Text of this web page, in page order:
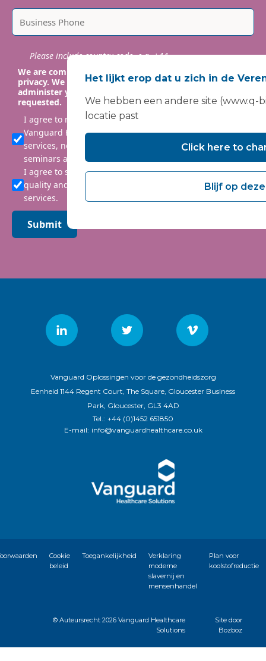
Please include country code, e.g. +44
We are committed to protecting and respecting your
privacy. We will only use your personal information to
administer your account and provide the services
requested.
I agree to receive marketing communications from
Vanguard Healthcare Solutions about products and
services, newsletters, updates on developments,
seminars and events.
I agree to share my interaction data to improve the
quality and relevance of Vanguard Healthcare Solutions
services.
Submit
Vanguard Oplossingen voor de gezondheidszorg
Eenheid 1144 Regent Court, The Square, Gloucester Business
Park, Gloucester, GL3 4AD
Tel.: +44 (0)1452 651850
E-mail: info@vanguardhealthcare.co.uk
Cookie
beleid
Toegankelijkheid
Verklaring
moderne
slavernij en
mensenhandel
Plan voor
koolstofreductie
© Auteursrecht 2026 Vanguard Healthcare
Solutions
Site door
Bozboz
Het lijkt erop dat u zich in de
We hebben een andere site (www.q-
locatie past
Click here to
Blijf op